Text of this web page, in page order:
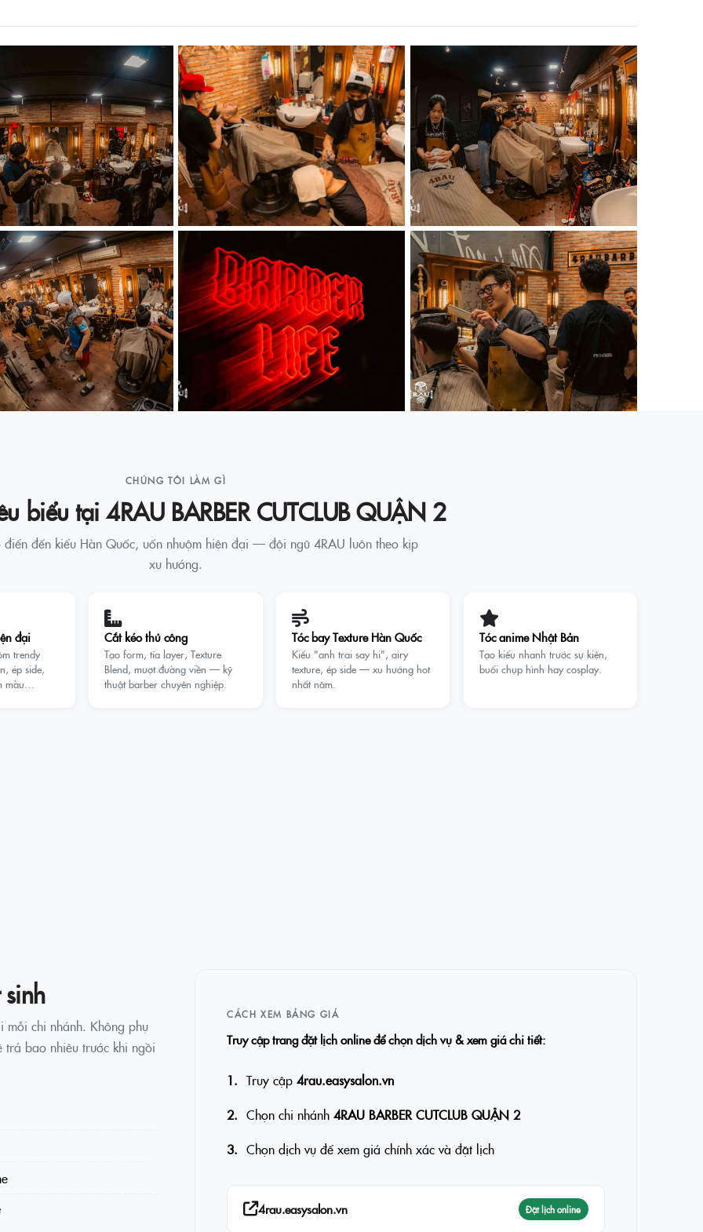
CHÚNG TÔI LÀM GÌ
biểu tại 4RAU BARBER CUTCLUB QUẬN 2
điển đến kiểu Hàn Quốc, uốn nhuộm hiện đại — đội ngũ 4RAU luôn theo kịp
xu hướng.
đại
trendy
ép side,
màu…
Cắt kéo thủ công
Tạo form, tỉa layer, Texture
Blend, mượt đường viền — kỹ
thuật barber chuyên nghiệp.
Tóc bay Texture Hàn Quốc
Kiểu "anh trai say hi", airy
texture, ép side — xu hướng hot
nhất năm.
Tóc anime Nhật Bản
Tạo kiểu nhanh trước sự kiện,
buổi chụp hình hay cosplay.
chi nhánh. Không phụ
bao nhiêu trước khi ngồi
CÁCH XEM BẢNG GIÁ
Truy cập trang đặt lịch online để chọn dịch vụ & xem giá chi tiết:
Truy cập4rau.easysalon.vn
Chọn chi nhánh4RAU BARBER CUTCLUB QUẬN 2
Chọn dịch vụ để xem giá chính xác và đặt lịch
4rau.easysalon.vn Đặt lịch online